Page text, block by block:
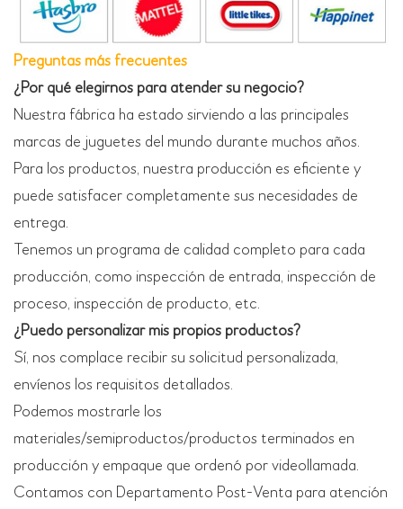
Preguntas más frecuentes
¿Por qué elegirnos para atender su negocio?
Nuestra fábrica ha estado sirviendo a las principales
marcas de juguetes del mundo durante muchos años.
Para los productos, nuestra producción es eficiente y
puede satisfacer completamente sus necesidades de
entrega.
Tenemos un programa de calidad completo para cada
producción, como inspección de entrada, inspección de
proceso, inspección de producto, etc.
¿Puedo personalizar mis propios productos?
Sí, nos complace recibir su solicitud personalizada,
envíenos los requisitos detallados.
Podemos mostrarle los
materiales/semiproductos/productos terminados en
producción y empaque que ordenó por videollamada.
Contamos con Departamento Post-Venta para atención